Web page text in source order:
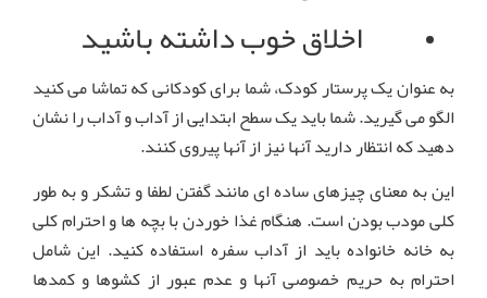
اخلاق خوب داشته باشید
به عنوان یک پرستار کودک، شما برای کودکانی که تماشا می کنید
الگو می گیرید. شما باید یک سطح ابتدایی از آداب و آداب را نشان
دهید که انتظار دارید آنها نیز از آنها پیروی کنند.
این به معنای چیزهای ساده ای مانند گفتن لطفا و تشکر و به طور
کلی مودب بودن است. هنگام غذا خوردن با بچه ها و احترام کلی
به خانه خانواده باید از آداب سفره استفاده کنید. این شامل
احترام به حریم خصوصی آنها و عدم عبور از کشوها و کمدها